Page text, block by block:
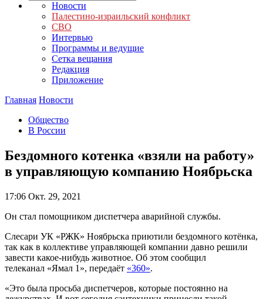
Новости
Палестино-израильский конфликт
СВО
Интервью
Программы и ведущие
Сетка вещания
Редакция
Приложение
Главная Новости
Общество
В России
Бездомного котенка «взяли на работу»
в управляющую компанию Ноябрьска
17:06 Окт. 29, 2021
Он стал помощником диспетчера аварийной службы.
Слесари УК «РЖК» Ноябрьска приютили бездомного котёнка,
так как в коллективе управляющей компании давно решили
завести какое-нибудь животное. Об этом сообщил
телеканал «Ямал 1», передаёт «360».
«Это была просьба диспетчеров, которые постоянно на